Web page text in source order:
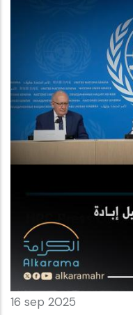
16 sep 2025